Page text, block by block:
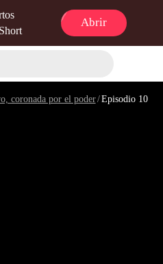
Abrir
coronada por el poder/Episodio 10